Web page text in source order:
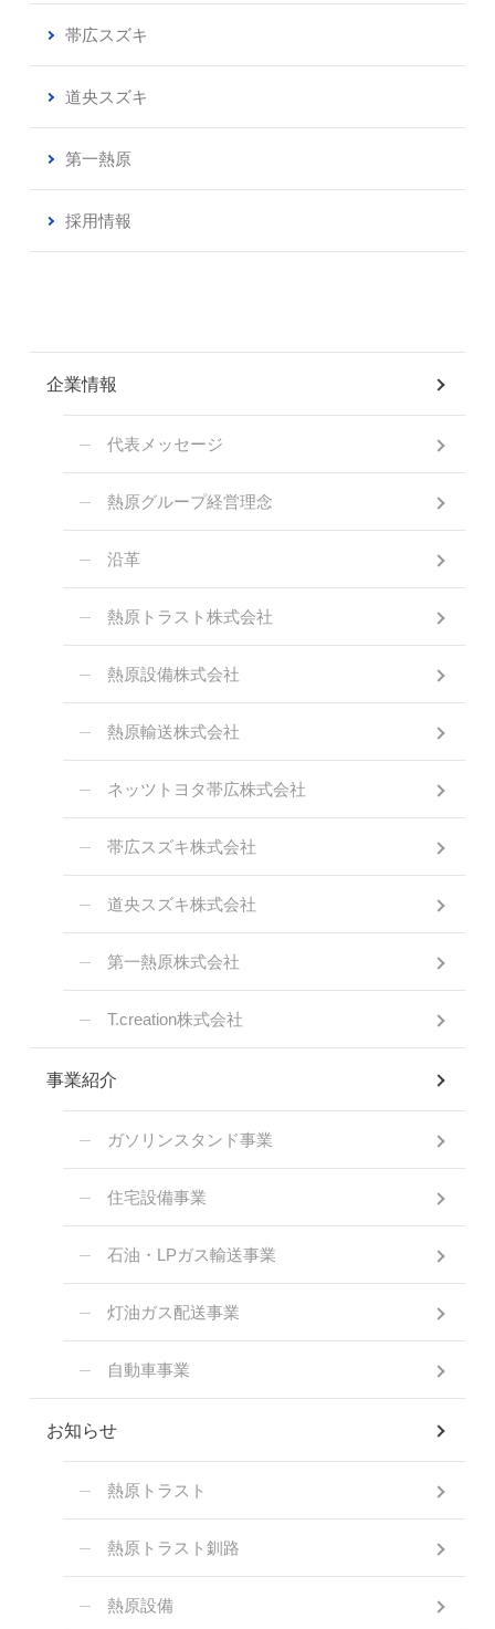
帯広スズキ
道央スズキ
第一熱原
採用情報
企業情報
代表メッセージ
熱原グループ経営理念
沿革
熱原トラスト株式会社
熱原設備株式会社
熱原輸送株式会社
ネッツトヨタ帯広株式会社
帯広スズキ株式会社
道央スズキ株式会社
第一熱原株式会社
T.creation株式会社
事業紹介
ガソリンスタンド事業
住宅設備事業
石油・LPガス輸送事業
灯油ガス配送事業
自動車事業
お知らせ
熱原トラスト
熱原トラスト釧路
熱原設備